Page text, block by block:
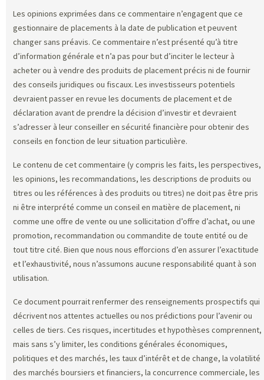
Les opinions exprimées dans ce commentaire n’engagent que ce
gestionnaire de placements à la date de publication et peuvent
changer sans préavis. Ce commentaire n’est présenté qu’à titre
d’information générale et n’a pas pour but d’inciter le lecteur à
acheter ou à vendre des produits de placement précis ni de fournir
des conseils juridiques ou fiscaux. Les investisseurs potentiels
devraient passer en revue les documents de placement et de
déclaration avant de prendre la décision d’investir et devraient
s’adresser à leur conseiller en sécurité financière pour obtenir des
conseils en fonction de leur situation particulière.
Le contenu de cet commentaire (y compris les faits, les perspectives,
les opinions, les recommandations, les descriptions de produits ou
titres ou les références à des produits ou titres) ne doit pas être pris
ni être interprété comme un conseil en matière de placement, ni
comme une offre de vente ou une sollicitation d’offre d’achat, ou une
promotion, recommandation ou commandite de toute entité ou de
tout titre cité. Bien que nous nous efforcions d’en assurer l’exactitude
et l’exhaustivité, nous n’assumons aucune responsabilité quant à son
utilisation.
Ce document pourrait renfermer des renseignements prospectifs qui
décrivent nos attentes actuelles ou nos prédictions pour l’avenir ou
celles de tiers. Ces risques, incertitudes et hypothèses comprennent,
mais sans s’y limiter, les conditions générales économiques,
politiques et des marchés, les taux d’intérêt et de change, la volatilité
des marchés boursiers et financiers, la concurrence commerciale, les